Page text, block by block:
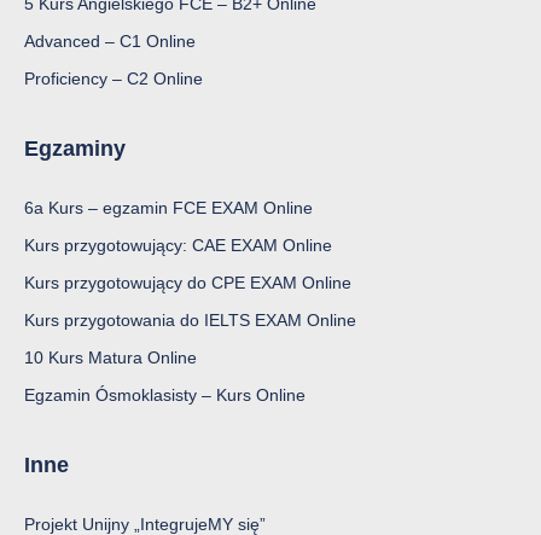
Advanced – C1 Online
Proficiency – C2 Online
Egzaminy
6a Kurs – egzamin FCE EXAM Online
Kurs przygotowujący: CAE EXAM Online
Kurs przygotowujący do CPE EXAM Online
Kurs przygotowania do IELTS EXAM Online
10 Kurs Matura Online
Egzamin Ósmoklasisty – Kurs Online
Inne
Projekt Unijny „IntegrujeMY się”